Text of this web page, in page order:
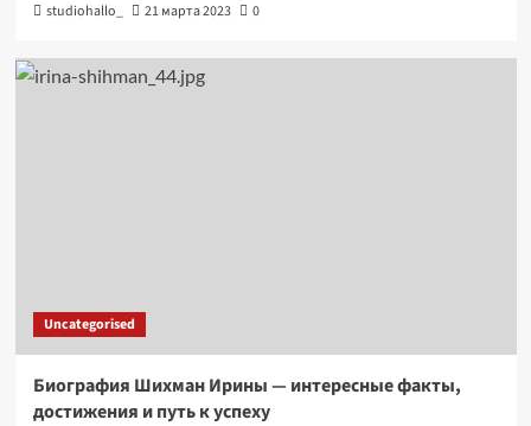
studiohallo_ 21 марта 2023 0
Uncategorised
Биография Шихман Ирины — интересные факты,
достижения и путь к успеху